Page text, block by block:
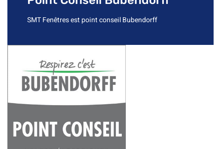
SMT Fenêtres est point conseil Bubendorff